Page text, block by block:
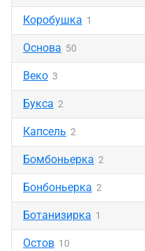
Коробушка 1
Основа 50
Веко 3
Букса 2
Капсель 2
Бомбоньерка 2
Бонбоньерка 2
Ботанизирка 1
Остов 10